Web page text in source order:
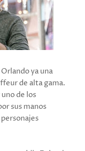
ya una
de alta gama.
de los
sus manos